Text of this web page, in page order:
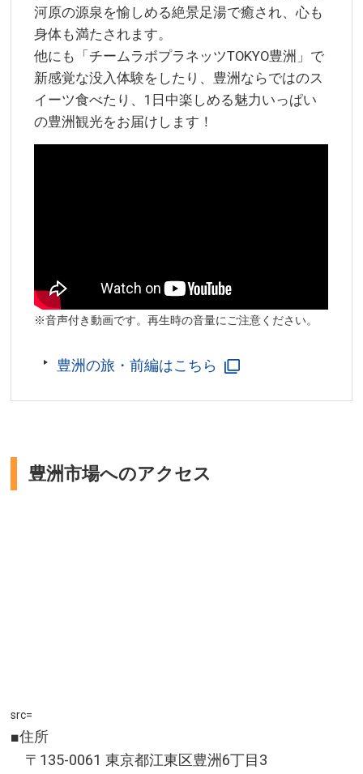
河原の源泉を愉しめる絶景足湯で癒され、心も
身体も満たされます。
他にも「チームラボプラネッツTOKYO豊洲」で
新感覚な没入体験をしたり、豊洲ならではのス
イーツ食べたり、1日中楽しめる魅力いっぱい
の豊洲観光をお届けします！
※音声付き動画です。再生時の音量にご注意ください。
豊洲の旅・前編はこちら
豊洲市場へのアクセス
src=
■住所
〒135-0061 東京都江東区豊洲6丁目3